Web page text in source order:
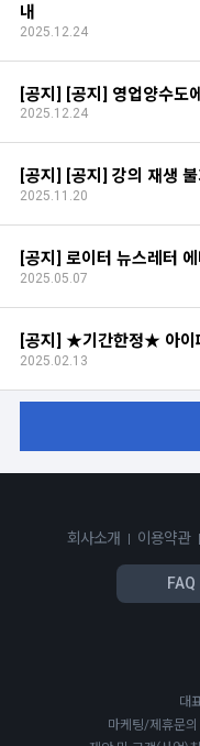
내
2025.12.24
[공지] [공지] 영업양수도
2025.12.24
[공지] [공지] 강의 재생
2025.11.20
[공지] 로이터 뉴스레터
2025.05.07
[공지] ★기간한정★ 아이
2025.02.13
회사소개 이용약관
FAQ
대
마케팅/제휴문